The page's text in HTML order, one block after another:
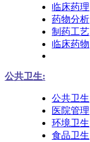
临床药理
药物分析
制药工艺
临床药物
公共卫生:
公共卫生
医院管理
环境卫生
食品卫生